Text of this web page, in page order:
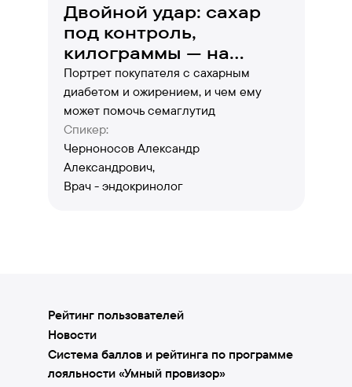
Двойной удар: сахар
под контроль,
килограммы — на
выход!
Портрет покупателя с сахарным
диабетом и ожирением, и чем ему
может помочь семаглутид
Спикер:
Черноносов Александр
Александрович,
Врач - эндокринолог
Рейтинг пользователей
Новости
Система баллов и рейтинга по программе
лояльности «Умный провизор»